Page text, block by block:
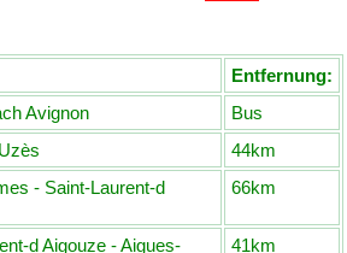
Entfernung:
Avignon
Bus
44km
- Saint-Laurent-d
66km
d Aigouze - Aigues- 41km